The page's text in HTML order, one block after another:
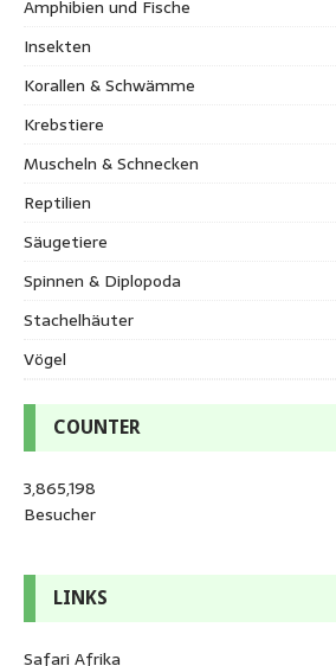
Amphibien und Fische
Insekten
Korallen & Schwämme
Krebstiere
Muscheln & Schnecken
Reptilien
Säugetiere
Spinnen & Diplopoda
Stachelhäuter
Vögel
COUNTER
3,865,198
Besucher
LINKS
Safari Afrika